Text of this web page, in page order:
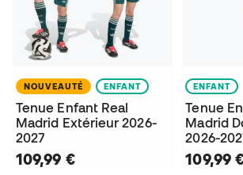
NOUVEAUTÉ ENFANT
Tenue Enfant Real
Madrid Extérieur 2026-
2027
109,99 €
ENFANT
Tenue
Madrid
2026-
109,99